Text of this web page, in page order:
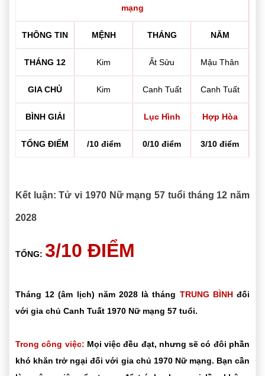
mạng
THÔNG TIN MỆNH THÁNG NĂM
THÁNG 12 Kim Ất Sửu Mậu Thân
GIA CHỦ Kim Canh Tuất Canh Tuất
BÌNH GIẢI Lục Hình Hợp Hòa
TỔNG ĐIỂM /10 điểm 0/10 điểm 3/10 điểm
Kết luận: Tử vi 1970 Nữ mạng 57 tuổi tháng 12 năm
2028
TỔNG: 3/10 ĐIỂM
Tháng 12 (âm lịch) năm 2028 là tháng TRUNG BÌNHđối
với gia chủ Canh Tuất 1970 Nữ mạng 57 tuổi.
Trong công việc: Mọi việc đều đạt, nhưng sẽ có đôi phần
khó khăn trở ngại đối với gia chủ 1970 Nữ mạng. Bạn cần